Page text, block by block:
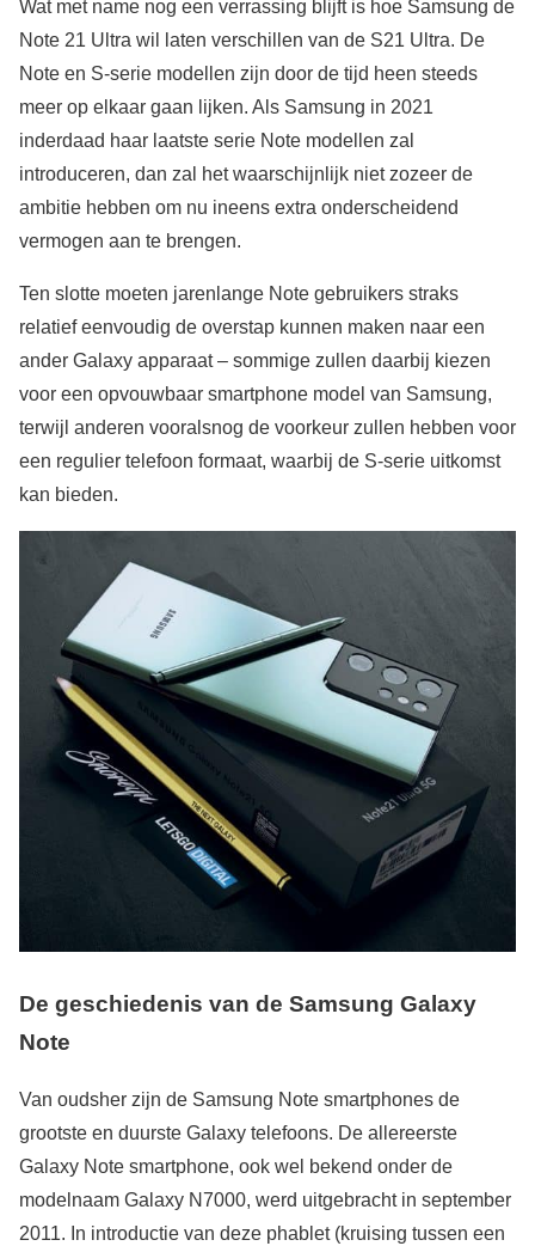
Wat met name nog een verrassing blijft is hoe Samsung de
Note 21 Ultra wil laten verschillen van de S21 Ultra. De
Note en S-serie modellen zijn door de tijd heen steeds
meer op elkaar gaan lijken. Als Samsung in 2021
inderdaad haar laatste serie Note modellen zal
introduceren, dan zal het waarschijnlijk niet zozeer de
ambitie hebben om nu ineens extra onderscheidend
vermogen aan te brengen.
Ten slotte moeten jarenlange Note gebruikers straks
relatief eenvoudig de overstap kunnen maken naar een
ander Galaxy apparaat – sommige zullen daarbij kiezen
voor een opvouwbaar smartphone model van Samsung,
terwijl anderen vooralsnog de voorkeur zullen hebben voor
een regulier telefoon formaat, waarbij de S-serie uitkomst
kan bieden.
De geschiedenis van de Samsung Galaxy
Note
Van oudsher zijn de Samsung Note smartphones de
grootste en duurste Galaxy telefoons. De allereerste
Galaxy Note smartphone, ook wel bekend onder de
modelnaam Galaxy N7000, werd uitgebracht in september
2011. In introductie van deze phablet (kruising tussen een